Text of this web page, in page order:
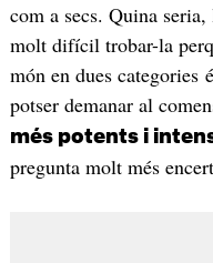
com a secs. Quina
molt difícil trobar-la
món en dues categories
potser demanar al
més potents i
pregunta molt més